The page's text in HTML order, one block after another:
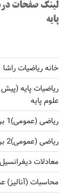
لینک صفحات
پایه
خانه ریاضیات راشا
ریاضیات پایه
علوم پایه
ریاضی (عمومی)1 برای کارشناسی فنی و غلوم پایه
ریاضی (عمومی)2 برای کارشناسی فنی و غلوم پایه
معادلات
محاسبات (آنالیز)